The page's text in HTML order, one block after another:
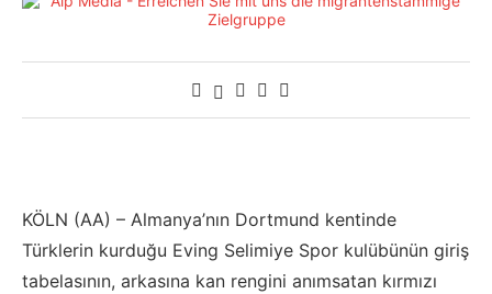
KÖLN (AA) – Almanya’nın Dortmund kentinde
Türklerin kurduğu Eving Selimiye Spor kulübünün giriş
tabelasının, arkasına kan rengini anımsatan kırmızı